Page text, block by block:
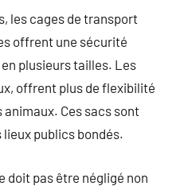
les cages de transport
offrent une sécurité
plusieurs tailles. Les
offrent plus de flexibilité
Ces sacs sont
publics bondés.
doit pas être négligé non